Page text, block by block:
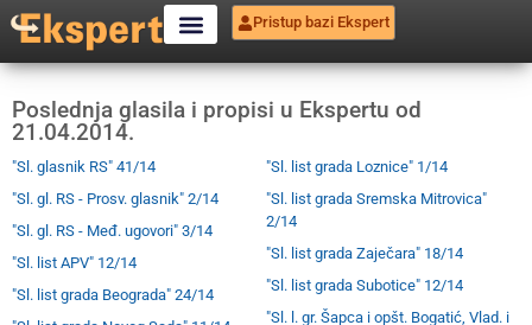
Pristup bazi Ekspert
Poslednja glasila i propisi u Ekspertu od
21.04.2014.
"Sl. glasnik RS" 41/14
"Sl. gl. RS - Prosv. glasnik" 2/14
"Sl. gl. RS - Međ. ugovori" 3/14
"Sl. list APV" 12/14
"Sl. list grada Beograda" 24/14
"Sl. list grada Loznice" 1/14
"Sl. list grada Sremska Mitrovica"
2/14
"Sl. list grada Zaječara" 18/14
"Sl. list grada Subotice" 12/14
"Sl. l. gr. Šapca i opšt. Bogatić, Vlad. i